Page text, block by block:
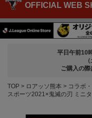
OFFICIAL WEB
平日午前10
ご購入の際
TOP ロアッソ熊本
コラボ
スポーツ2021×鬼滅の刃 ミニ